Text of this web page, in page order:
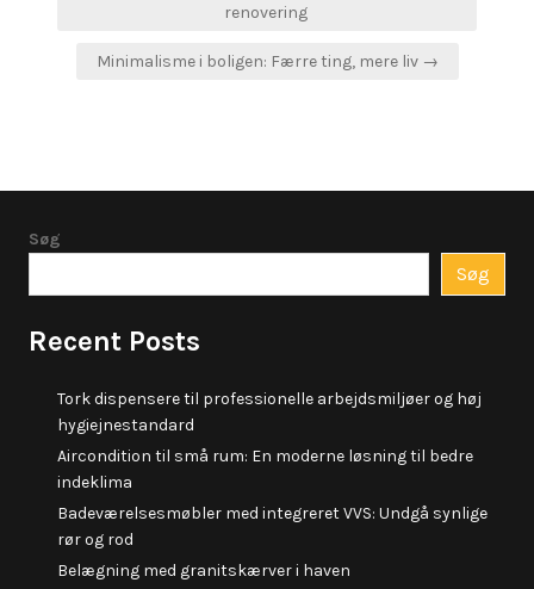
renovering
Minimalisme i boligen: Færre ting, mere liv →
Søg
Søg
Recent Posts
Tork dispensere til professionelle arbejdsmiljøer og høj
hygiejnestandard
Aircondition til små rum: En moderne løsning til bedre
indeklima
Badeværelsesmøbler med integreret VVS: Undgå synlige
rør og rod
Belægning med granitskærver i haven